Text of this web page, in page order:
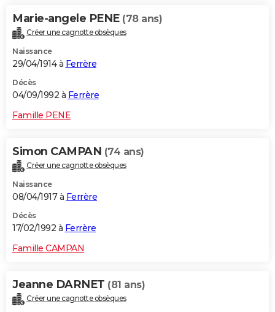
Marie-angele PENE (78 ans)
Créer une cagnotte obsèques
Naissance
29/04/1914 à Ferrère
Décès
04/09/1992 à Ferrère
Famille PENE
Simon CAMPAN (74 ans)
Créer une cagnotte obsèques
Naissance
08/04/1917 à Ferrère
Décès
17/02/1992 à Ferrère
Famille CAMPAN
Jeanne DARNET (81 ans)
Créer une cagnotte obsèques